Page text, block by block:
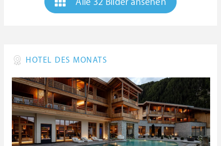
HOTEL DES MONATS